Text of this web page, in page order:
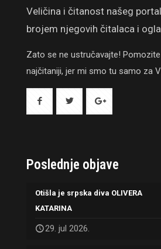
Veličina i čitanost našeg
brojem njegovih čitalaca i
Zato se ne ustručavajte!
najčitaniji, jer mi smo tu samo za
Poslednje objave
Otišla je srpska diva OLIVERA
KATARINA
29. jul 2026.